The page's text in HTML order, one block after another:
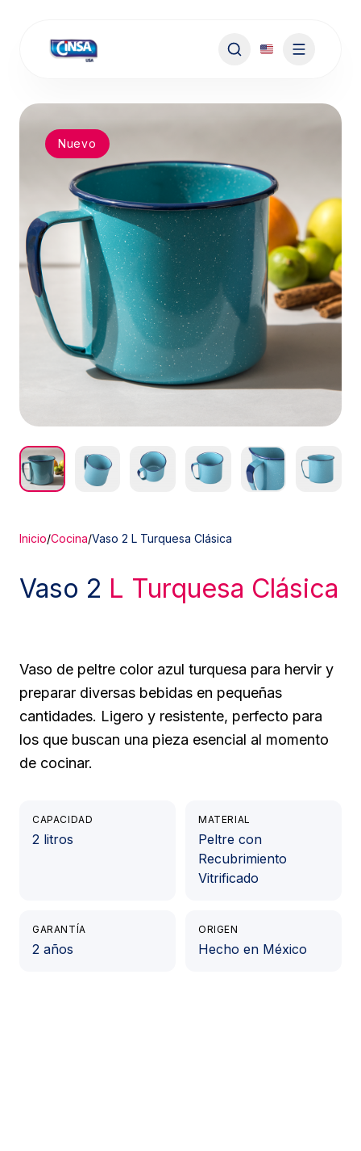
Nuevo
Inicio/Cocina/Vaso 2 L Turquesa Clásica
Vaso 2 L Turquesa Clásica
Vaso de peltre color azul turquesa para hervir y
preparar diversas bebidas en pequeñas
cantidades. Ligero y resistente, perfecto para
los que buscan una pieza esencial al momento
de cocinar.
CAPACIDAD
2 litros
MATERIAL
Peltre con
Recubrimiento
Vitrificado
GARANTÍA
2 años
ORIGEN
Hecho en México